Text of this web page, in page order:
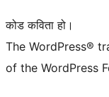
कोड कविता हो।
The WordPress®
of the WordPress